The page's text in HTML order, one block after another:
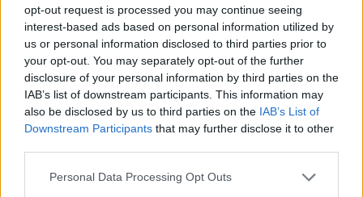
opt-out request is processed you may continue seeing
interest-based ads based on personal information utilized by
us or personal information disclosed to third parties prior to
your opt-out. You may separately opt-out of the further
disclosure of your personal information by third parties on the
IAB’s list of downstream participants. This information may
also be disclosed by us to third parties on the IAB’s List of
Downstream Participants that may further disclose it to other
Please note that this website/app uses one or more Google
Personal Data Processing Opt Outs